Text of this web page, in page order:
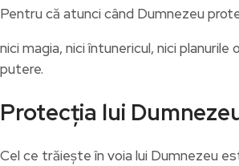
Pentru că atunci când Dumnezeu
nici magia, nici întunericul, nici planurile
putere.
Protecția lui
Cel ce trăiește în voia lui Dumnezeu